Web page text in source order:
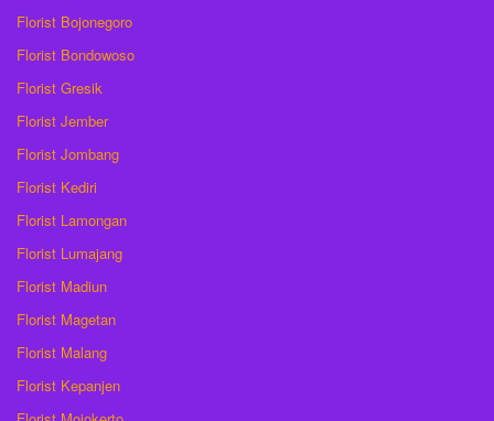
Florist Bojonegoro
Florist Bondowoso
Florist Gresik
Florist Jember
Florist Jombang
Florist Kediri
Florist Lamongan
Florist Lumajang
Florist Madiun
Florist Magetan
Florist Malang
Florist Kepanjen